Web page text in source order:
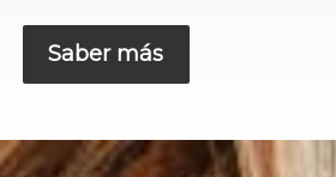
Saber más